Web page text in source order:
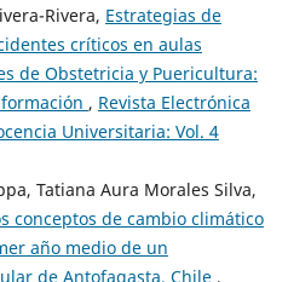
Rivera, Estrategias de
críticos en aulas
de Obstetricia y Puericultura:
, Revista Electrónica
Universitaria: Vol. 4
Tatiana Aura Morales Silva,
conceptos de cambio climático
año medio de un
de Antofagasta, Chile ,